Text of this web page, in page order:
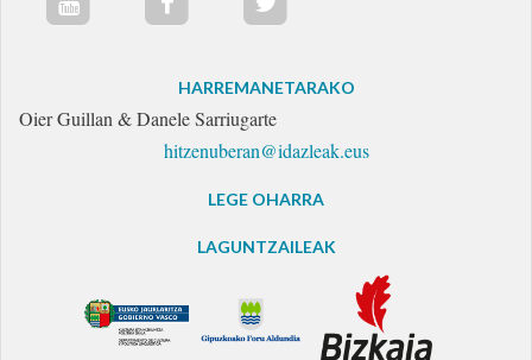
HARREMANETARAKO
Oier Guillan & Danele Sarriugarte
hitzenuberan@idazleak.eus
LEGE OHARRA
LAGUNTZAILEAK